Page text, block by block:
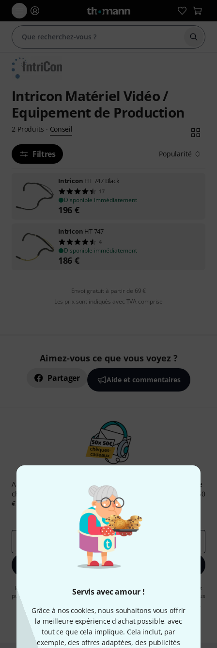
Servis avec amour !
Grâce à nos cookies, nous souhaitons vous offrir
la meilleure expérience d'achat possible, avec
tout ce que cela implique. Cela inclut, par
exemple, des offres adaptées, des publicités
Intricon Matériel Vidéo /
Equipement de Production
2 Produits · Conseil
Filtres Popularité
Intricon HT 747 Black
17
Disponible immédiatement
196 €
Intricon HT 747
4
Disponible immédiatement
186 €
Envoi gratuit à partir de 69 €
Les prix sont indiqués avec TVA comprise
Aimez-vous ce que vous voyez ?
Partager Aide et commentaires
Abonnez-vous à la newsletter Thomann et, avec un peu de
chance, gagnez l'un des 50 bons d'achat d'une valeur de 50
€ chacun!
Articles inspirants
Deals Aperçus Thomann
S'inscrire maintenant
En cliquant sur "S'inscrire maintenant", vous acceptez de recevoir des
publicités par e-mail. La désinscription est possible à tout moment. Vous
pouvez trouver plus d'informations à ce sujet dans notre
confidentialité.